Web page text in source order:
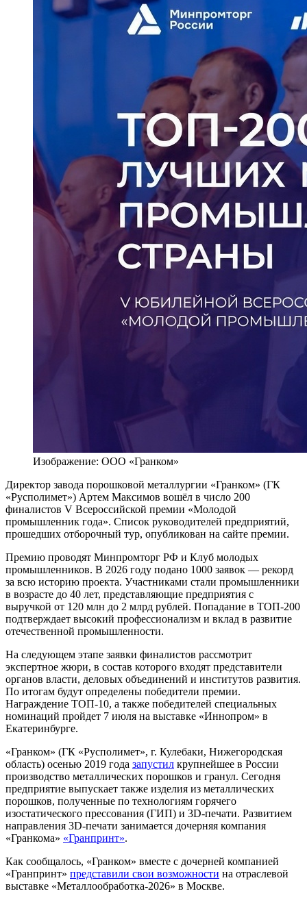
Изображение: ООО «Гранком»
Директор завода порошковой металлургии «Гранком» (ГК
«Русполимет») Артем Максимов вошёл в число 200
финалистов V Всероссийской премии «Молодой
промышленник года». Список руководителей предприятий,
прошедших отборочный тур, опубликован на сайте премии.
Премию проводят Минпромторг РФ и Клуб молодых
промышленников. В 2026 году подано 1000 заявок — рекорд
за всю историю проекта. Участниками стали промышленники
в возрасте до 40 лет, представляющие предприятия с
выручкой от 120 млн до 2 млрд рублей. Попадание в ТОП-200
подтверждает высокий профессионализм и вклад в развитие
отечественной промышленности.
На следующем этапе заявки финалистов рассмотрит
экспертное жюри, в состав которого входят представители
органов власти, деловых объединений и институтов развития.
По итогам будут определены победители премии.
Награждение ТОП-10, а также победителей специальных
номинаций пройдет 7 июля на выставке «Иннопром» в
Екатеринбурге.
«Гранком» (ГК «Русполимет», г. Кулебаки, Нижегородская
область) осенью 2019 года запустил крупнейшее в России
производство металлических порошков и гранул. Сегодня
предприятие выпускает также изделия из металлических
порошков, полученные по технологиям горячего
изостатического прессования (ГИП) и 3D-печати. Развитием
направления 3D-печати занимается дочерняя компания
«Гранкома» «Гранпринт».
Как сообщалось, «Гранком» вместе с дочерней компанией
«Гранпринт» представили свои возможности на отраслевой
выставке «Металлообработка-2026» в Москве.